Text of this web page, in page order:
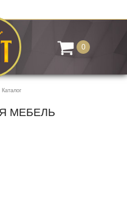
0
Каталог
МЕБЕЛЬ